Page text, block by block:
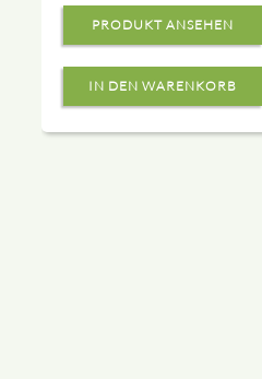
PRODUKT ANSEHEN